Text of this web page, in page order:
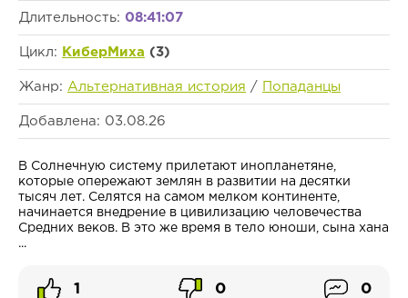
Длительность: 08:41:07
Цикл: КиберМиха (3)
Жанр: Альтернативная история / Попаданцы
Добавлена: 03.08.26
В Солнечную систему прилетают инопланетяне,
которые опережают землян в развитии на десятки
тысяч лет. Селятся на самом мелком континенте,
начинается внедрение в цивилизацию человечества
Средних веков. В это же время в тело юноши, сына хана
...
1 0 0